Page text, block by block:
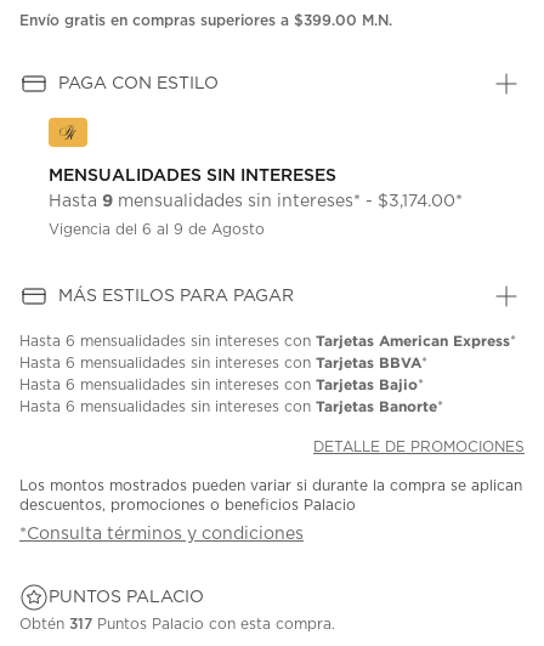
Envío gratis en compras superiores a $399.00 M.N.
PAGA CON ESTILO
MENSUALIDADES SIN INTERESES
Hasta 9 mensualidades sin intereses* - $3,174.00*
Vigencia del 6 al 9 de Agosto
MÁS ESTILOS PARA PAGAR
Hasta 6 mensualidades sin intereses con Tarjetas American Express*
Hasta 6 mensualidades sin intereses con Tarjetas BBVA*
Hasta 6 mensualidades sin intereses con Tarjetas Bajio*
Hasta 6 mensualidades sin intereses con Tarjetas Banorte*
DETALLE DE PROMOCIONES
Los montos mostrados pueden variar si durante la compra se aplican
descuentos, promociones o beneficios Palacio
*Consulta términos y condiciones
PUNTOS PALACIO
Obtén 317 Puntos Palacio con esta compra.